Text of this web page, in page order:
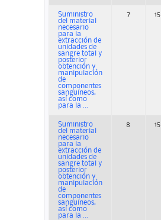
Suministro
del material
necesario
para la
extracción de
unidades de
sangre total y
posterior
obtención y
manipulación
de
componentes
sanguíneos,
así como
para la ...
7
Suministro
del material
necesario
para la
extracción de
unidades de
sangre total y
posterior
obtención y
manipulación
de
componentes
sanguíneos,
así como
para la ...
8